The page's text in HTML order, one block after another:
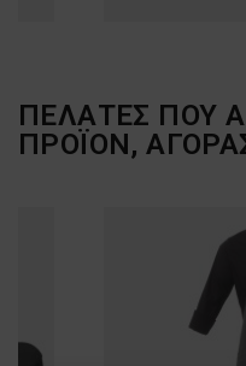
ΠΕΛΆΤΕΣ ΠΟΥ
ΠΡΟΪΌΝ,